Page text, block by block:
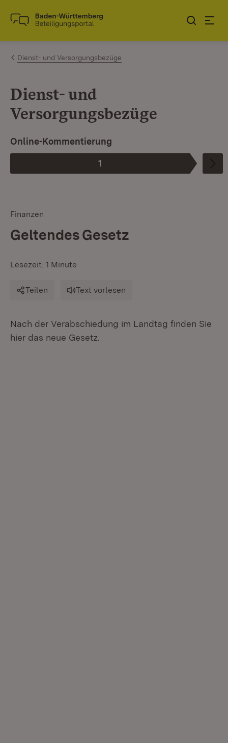
Zum Inhalt springen
Link zur Startseite
Dienst- und Versorgungsbezüge
Dienst- und
Versorgungsbezüge
Phase
1
:
Ist die aktuelle Phase.
Online-Kommentierung
Finanzen
Geltendes Gesetz
Lesezeit: 1 Minute
Teilen Text vorlesen
Nach der Verabschiedung im Landtag finden Sie
hier das neue Gesetz.